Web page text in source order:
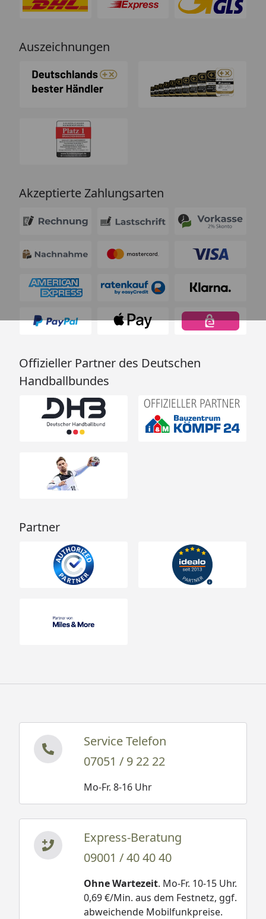
Auszeichnungen
Akzeptierte Zahlungsarten
Offizieller Partner des Deutschen
Handballbundes
Partner
Service Telefon
07051 / 9 22 22
Mo-Fr. 8-16 Uhr
Express-Beratung
09001 / 40 40 40
Ohne Wartezeit. Mo-Fr. 10-15 Uhr.
0,69 €/Min. aus dem Festnetz, ggf.
abweichende Mobilfunkpreise.